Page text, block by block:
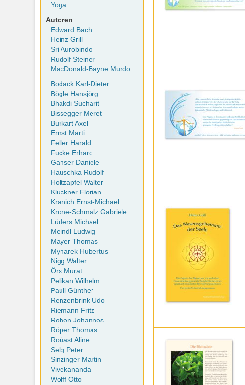
Yoga
Autoren
Edward Bach
Heinz Grill
Sri Aurobindo
Rudolf Steiner
MacDonald-Bayne Murdo
Bodack Karl-Dieter
Bögle Hansjörg
Bhakdi Sucharit
Bissegger Meret
Burkart Axel
Ernst Marti
Feller Harald
Fucke Erhard
Ganser Daniele
Hauschka Rudolf
Holtzapfel Walter
Kluckner Florian
Kranich Ernst-Michael
Krone-Schmalz Gabriele
Lüders Michael
Meindl Ludwig
Mayer Thomas
Mynarek Hubertus
Nigg Walter
Örs Murat
Pelikan Wilhelm
Pauli Günther
Renzenbrink Udo
Riemann Fritz
Rohen Johannes
Röper Thomas
Roüast Aline
Selg Peter
Sinzinger Martin
Vivekananda
Wolff Otto